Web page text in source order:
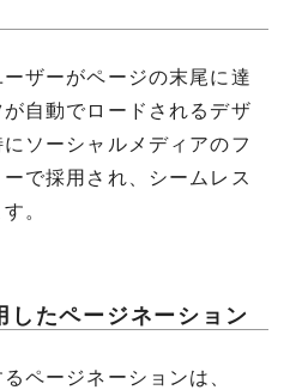
ザーがページの末尾に達
自動でロードされるデザ
ソーシャルメディアのフ
で採用され、シームレス
。
したページネーション
ページネーションは、